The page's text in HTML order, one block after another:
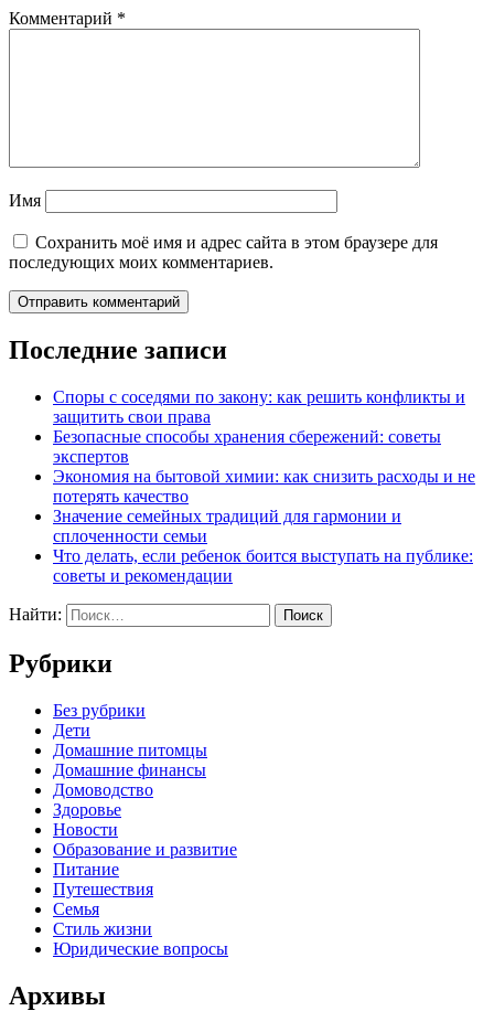
Комментарий *
Имя
Сохранить моё имя и адрес сайта в этом браузере для
последующих моих комментариев.
Последние записи
Споры с соседями по закону: как решить конфликты и
защитить свои права
Безопасные способы хранения сбережений: советы
экспертов
Экономия на бытовой химии: как снизить расходы и не
потерять качество
Значение семейных традиций для гармонии и
сплоченности семьи
Что делать, если ребенок боится выступать на публике:
советы и рекомендации
Найти:
Рубрики
Без рубрики
Дети
Домашние питомцы
Домашние финансы
Домоводство
Здоровье
Новости
Образование и развитие
Питание
Путешествия
Семья
Стиль жизни
Юридические вопросы
Архивы